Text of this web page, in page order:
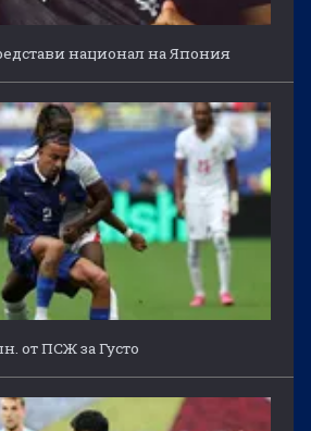
национал на Япония
от ПСЖ за Густо